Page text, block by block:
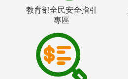
教育部全民安全指引
專區